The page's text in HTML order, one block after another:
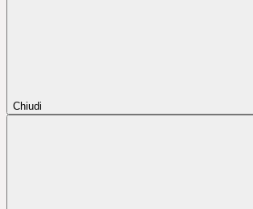
Chiudi